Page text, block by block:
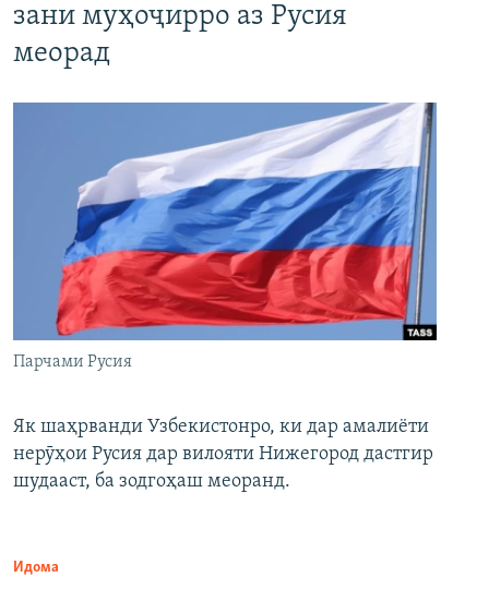
зани муҳоҷирро аз Русия
меорад
Парчами Русия
Як шаҳрванди Узбекистонро, ки дар амалиёти
нерӯҳои Русия дар вилояти Нижегород дастгир
шудааст, ба зодгоҳаш меоранд.
Идома